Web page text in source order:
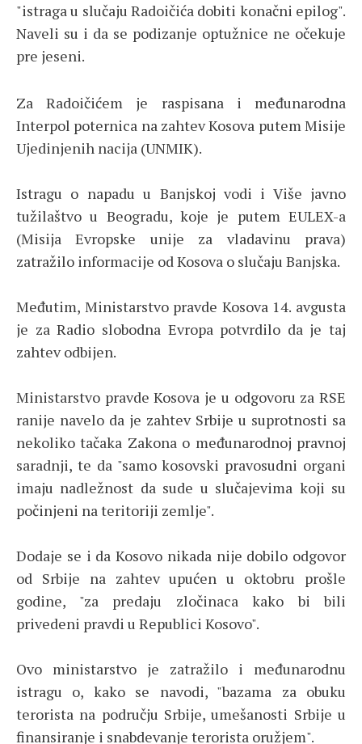
"istraga u slučaju Radoičića dobiti konačni epilog".
Naveli su i da se podizanje optužnice ne očekuje
pre jeseni.
Za Radoičićem je raspisana i međunarodna
Interpol poternica na zahtev Kosova putem Misije
Ujedinjenih nacija (UNMIK).
Istragu o napadu u Banjskoj vodi i Više javno
tužilaštvo u Beogradu, koje je putem EULEX-a
(Misija Evropske unije za vladavinu prava)
zatražilo informacije od Kosova o slučaju Banjska.
Međutim, Ministarstvo pravde Kosova 14. avgusta
je za Radio slobodna Evropa potvrdilo da je taj
zahtev odbijen.
Ministarstvo pravde Kosova je u odgovoru za RSE
ranije navelo da je zahtev Srbije u suprotnosti sa
nekoliko tačaka Zakona o međunarodnoj pravnoj
saradnji, te da "samo kosovski pravosudni organi
imaju nadležnost da sude u slučajevima koji su
počinjeni na teritoriji zemlje".
Dodaje se i da Kosovo nikada nije dobilo odgovor
od Srbije na zahtev upućen u oktobru prošle
godine, "za predaju zločinaca kako bi bili
privedeni pravdi u Republici Kosovo".
Ovo ministarstvo je zatražilo i međunarodnu
istragu o, kako se navodi, "bazama za obuku
terorista na području Srbije, umešanosti Srbije u
finansiranje i snabdevanje terorista oružjem".